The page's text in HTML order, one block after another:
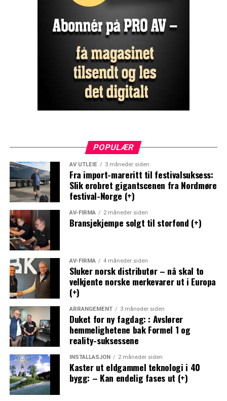
POPULÆR
AV UTLEIE 3 måneder siden
Fra import-mareritt til festivalsuksess:
Slik erobret gigantscenen fra Nordmøre
festival-Norge (+)
AV-FIRMA 2 måneder siden
Bransjekjempe solgt til storfond (+)
AV-FIRMA 4 måneder siden
Sluker norsk distributør – nå skal to
velkjente norske merkevarer ut i Europa
(+)
ARRANGEMENT 3 måneder siden
Duket for ny fagdag: : Avslører
hemmelighetene bak Formel 1 og
reality-suksessene
INSTALLASJON 2 måneder siden
Kaster ut eldgammel teknologi i 40
bygg: – Kan endelig fases ut (+)